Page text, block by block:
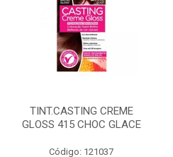
TINT.CASTING CREME
GLOSS 415 CHOC GLACE
Código: 121037